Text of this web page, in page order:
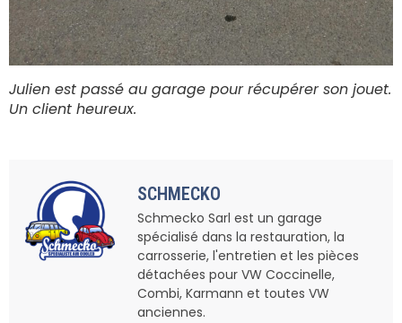
Julien est passé au garage pour récupérer son jouet.
Un client heureux.
SCHMECKO
Schmecko Sarl est un garage
spécialisé dans la restauration, la
carrosserie, l'entretien et les pièces
détachées pour VW Coccinelle,
Combi, Karmann et toutes VW
anciennes.